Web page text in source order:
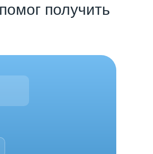
получить